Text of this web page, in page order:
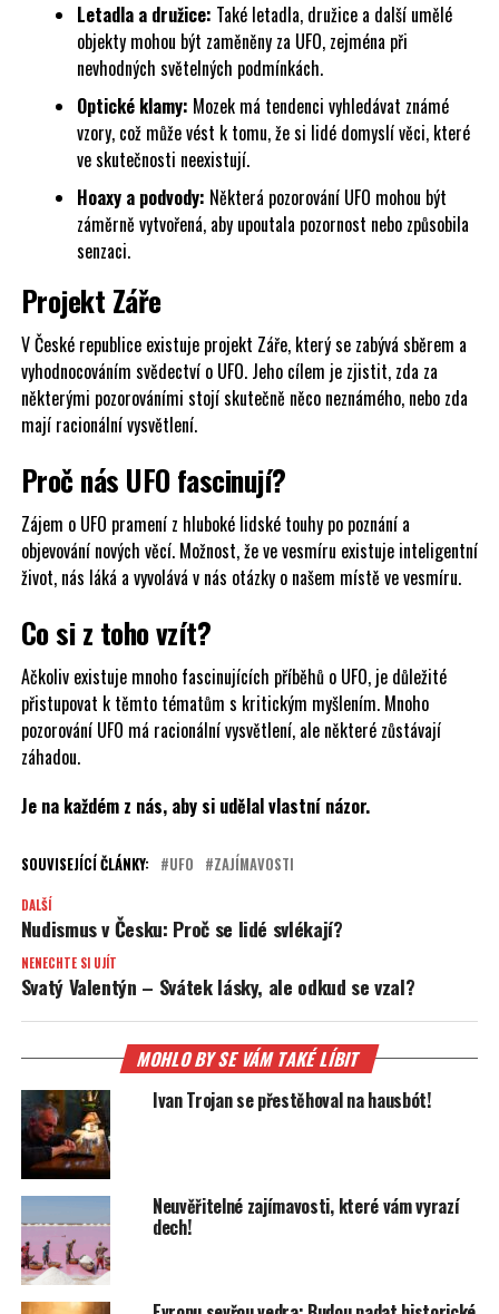
Letadla a družice: Také letadla, družice a další umělé
objekty mohou být zaměněny za UFO, zejména při
nevhodných světelných podmínkách.
Optické klamy: Mozek má tendenci vyhledávat známé
vzory, což může vést k tomu, že si lidé domyslí věci, které
ve skutečnosti neexistují.
Hoaxy a podvody: Některá pozorování UFO mohou být
záměrně vytvořená, aby upoutala pozornost nebo způsobila
senzaci.
Projekt Záře
V České republice existuje projekt Záře, který se zabývá sběrem a
vyhodnocováním svědectví o UFO. Jeho cílem je zjistit, zda za
některými pozorováními stojí skutečně něco neznámého, nebo zda
mají racionální vysvětlení.
Proč nás UFO fascinují?
Zájem o UFO pramení z hluboké lidské touhy po poznání a
objevování nových věcí. Možnost, že ve vesmíru existuje inteligentní
život, nás láká a vyvolává v nás otázky o našem místě ve vesmíru.
Co si z toho vzít?
Ačkoliv existuje mnoho fascinujících příběhů o UFO, je důležité
přistupovat k těmto tématům s kritickým myšlením. Mnoho
pozorování UFO má racionální vysvětlení, ale některé zůstávají
záhadou.
Je na každém z nás, aby si udělal vlastní názor.
SOUVISEJÍCÍ ČLÁNKY: UFO ZAJÍMAVOSTI
DALŠÍ
Nudismus v Česku: Proč se lidé svlékají?
NENECHTE SI UJÍT
Svatý Valentýn – Svátek lásky, ale odkud se vzal?
MOHLO BY SE VÁM TAKÉ LÍBIT
Ivan Trojan se přestěhoval na hausbót!
Neuvěřitelné zajímavosti, které vám vyrazí
dech!